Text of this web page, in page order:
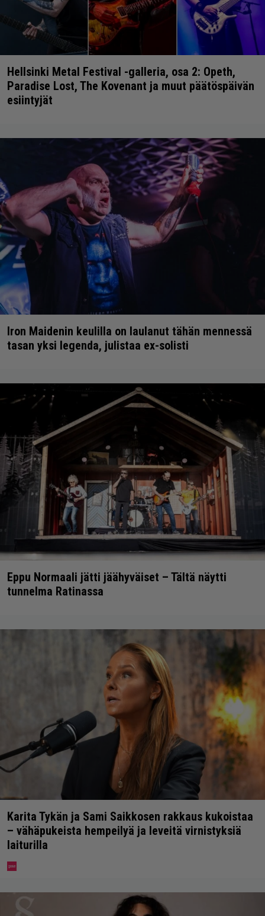
Hellsinki Metal Festival -galleria, osa 2: Opeth,
Paradise Lost, The Kovenant ja muut päätöspäivän
esiintyjät
Iron Maidenin keulilla on laulanut tähän mennessä
tasan yksi legenda, julistaa ex-solisti
Eppu Normaali jätti jäähyväiset – Tältä näytti
tunnelma Ratinassa
Karita Tykän ja Sami Saikkosen rakkaus kukoistaa
– vähäpukeista hempeilyä ja leveitä virnistyksiä
laiturilla